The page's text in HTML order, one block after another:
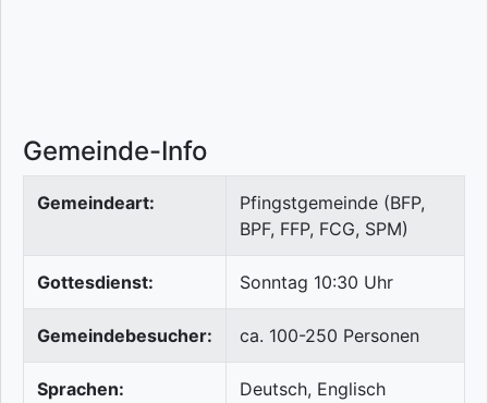
Gemeinde-Info
Gemeindeart:
Pfingstgemeinde (BFP,
BPF, FFP, FCG, SPM)
Gottesdienst: Sonntag 10:30 Uhr
Gemeindebesucher: ca. 100-250 Personen
Sprachen: Deutsch, Englisch